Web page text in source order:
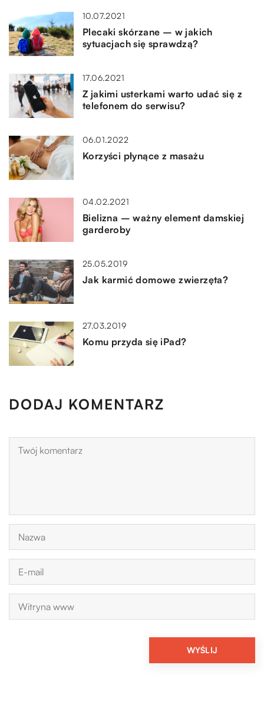
10.07.2021
Plecaki skórzane – w jakich
sytuacjach się sprawdzą?
17.06.2021
Z jakimi usterkami warto udać się z
telefonem do serwisu?
06.01.2022
Korzyści płynące z masażu
04.02.2021
Bielizna – ważny element damskiej
garderoby
25.05.2019
Jak karmić domowe zwierzęta?
27.03.2019
Komu przyda się iPad?
DODAJ KOMENTARZ